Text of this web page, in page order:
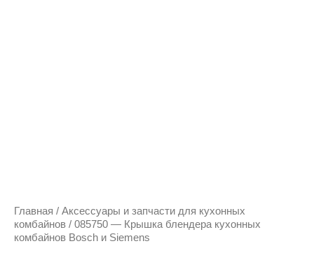
Главная / Аксессуары и запчасти для кухонных
комбайнов / 085750 — Крышка блендера кухонных
комбайнов Bosch и Siemens